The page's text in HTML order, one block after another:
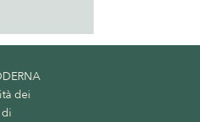
dei